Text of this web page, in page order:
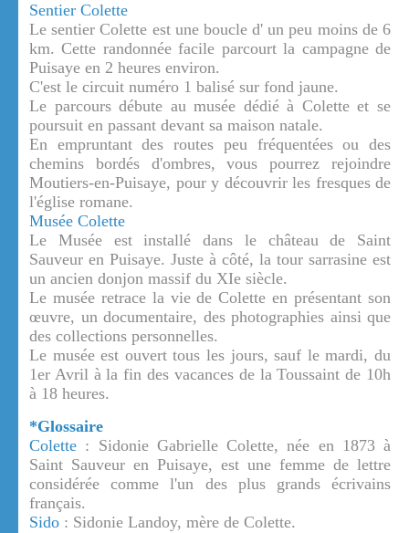
Sentier Colette
Le sentier Colette est une boucle d' un peu moins de 6
km. Cette randonnée facile parcourt la campagne de
Puisaye en 2 heures environ.
C'est le circuit numéro 1 balisé sur fond jaune.
Le parcours débute au musée dédié à Colette et se
poursuit en passant devant sa maison natale.
En empruntant des routes peu fréquentées ou des
chemins bordés d'ombres, vous pourrez rejoindre
Moutiers-en-Puisaye, pour y découvrir les fresques de
l'église romane.
Musée Colette
Le Musée est installé dans le château de Saint
Sauveur en Puisaye. Juste à côté, la tour sarrasine est
un ancien donjon massif du XIe siècle.
Le musée retrace la vie de Colette en présentant son
œuvre, un documentaire, des photographies ainsi que
des collections personnelles.
Le musée est ouvert tous les jours, sauf le mardi, du
1er Avril à la fin des vacances de la Toussaint de 10h
à 18 heures.
*Glossaire
Colette : Sidonie Gabrielle Colette, née en 1873 à
Saint Sauveur en Puisaye, est une femme de lettre
considérée comme l'un des plus grands écrivains
français.
Sido : Sidonie Landoy, mère de Colette.